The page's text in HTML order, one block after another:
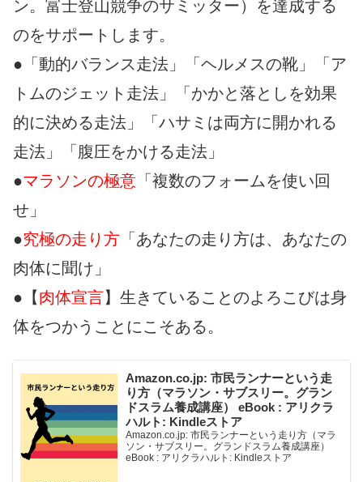
ン。富士登山競争のサミッター）を達成する
のをサポートします。
●「動的バランス走法」「ヘルメスの靴」「ア
トムのジェット走法」「かかと落としを効果
的に決める走法」「ハサミは両方に開かれる
走法」「腹圧をかける走法」
●マラソンの極意 「複数のフォームを使い回
せ」
●究極の走り方 「あなたの走り方は、あなたの
肉体に聞け」
●【肉体宣言】生きていることのよろこびは身
体をつかうことにこそある。
Amazon.co.jp: 市民ランナーという走
り方（マラソン・サブスリー。グラン
ドスラム養成講座） eBook : アリクラ
ハルト: Kindleストア
Amazon.co.jp: 市民ランナーという走り方（マラ
ソン・サブスリー。グランドスラム養成講座）
eBook : アリクラハルト: Kindleストア